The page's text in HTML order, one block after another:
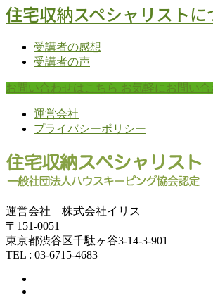
住宅収納スペシャリストに
受講者の感想
受講者の声
お問い合わせはこちら お気軽にお問い合
運営会社
プライバシーポリシー
運営会社 株式会社イリス
〒151-0051
東京都渋谷区千駄ヶ谷3-14-3-901
TEL : 03-6715-4683